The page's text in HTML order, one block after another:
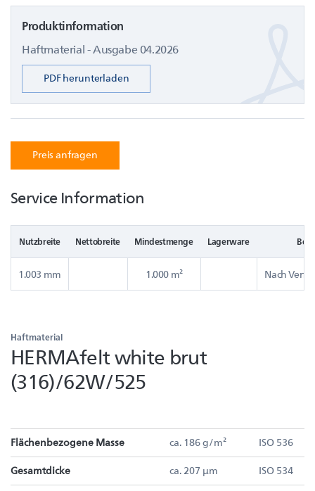
Produktinformation
Haftmaterial - Ausgabe 04.2026
PDF herunterladen
Preis anfragen
Service Information
Nutzbreite Nettobreite Mindestmenge Lagerware
1.003 mm 1.000 m² Nach
Haftmaterial
HERMAfelt white brut
(316)/62W/525
Flächenbezogene Masse ca. 186 g/m² ISO 536
Gesamtdicke ca. 207 µm ISO 534